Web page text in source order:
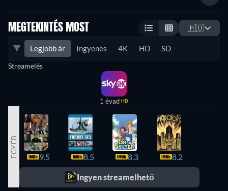
MEGTEKINTÉS MOST 🇭🇺
Legjobb ár Ingyenes 4K HD SD
Streamelés
1 évad HD
EGYÉB 9.5 8.5 8.3 8.2
Ingyen streamelhető